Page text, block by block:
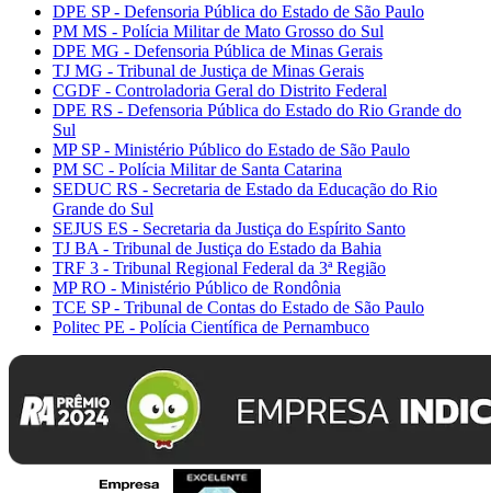
DPE SP - Defensoria Pública do Estado de São Paulo
PM MS - Polícia Militar de Mato Grosso do Sul
DPE MG - Defensoria Pública de Minas Gerais
TJ MG - Tribunal de Justiça de Minas Gerais
CGDF - Controladoria Geral do Distrito Federal
DPE RS - Defensoria Pública do Estado do Rio Grande do
Sul
MP SP - Ministério Público do Estado de São Paulo
PM SC - Polícia Militar de Santa Catarina
SEDUC RS - Secretaria de Estado da Educação do Rio
Grande do Sul
SEJUS ES - Secretaria da Justiça do Espírito Santo
TJ BA - Tribunal de Justiça do Estado da Bahia
TRF 3 - Tribunal Regional Federal da 3ª Região
MP RO - Ministério Público de Rondônia
TCE SP - Tribunal de Contas do Estado de São Paulo
Politec PE - Polícia Científica de Pernambuco